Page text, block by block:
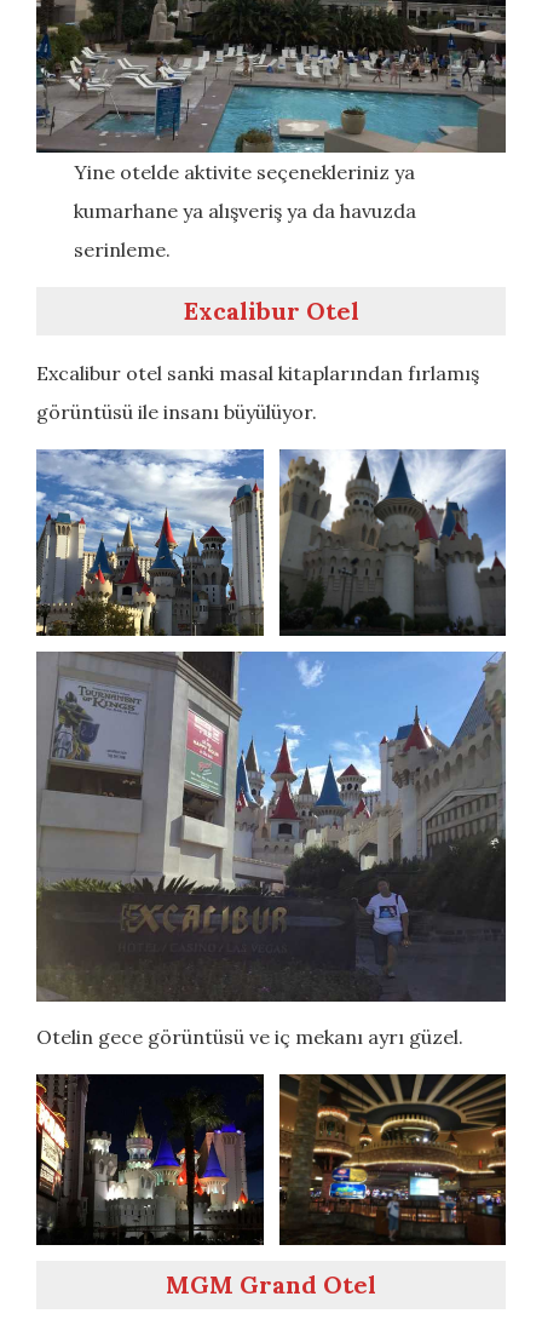
Yine otelde aktivite seçenekleriniz ya
kumarhane ya alışveriş ya da havuzda
serinleme.
Excalibur Otel
Excalibur otel sanki masal kitaplarından fırlamış
görüntüsü ile insanı büyülüyor.
Otelin gece görüntüsü ve iç mekanı ayrı güzel.
MGM Grand Otel